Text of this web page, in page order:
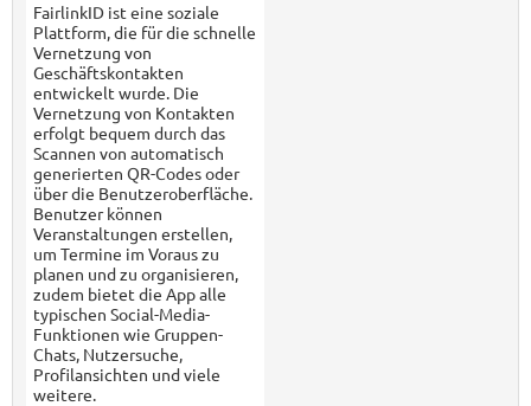
FairlinkID ist eine soziale
Plattform, die für die schnelle
Vernetzung von
Geschäftskontakten
entwickelt wurde. Die
Vernetzung von Kontakten
erfolgt bequem durch das
Scannen von automatisch
generierten QR-Codes oder
über die Benutzeroberfläche.
Benutzer können
Veranstaltungen erstellen,
um Termine im Voraus zu
planen und zu organisieren,
zudem bietet die App alle
typischen Social-Media-
Funktionen wie Gruppen-
Chats, Nutzersuche,
Profilansichten und viele
weitere.